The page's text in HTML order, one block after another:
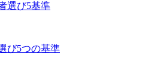
選び5基準
び5つの基準